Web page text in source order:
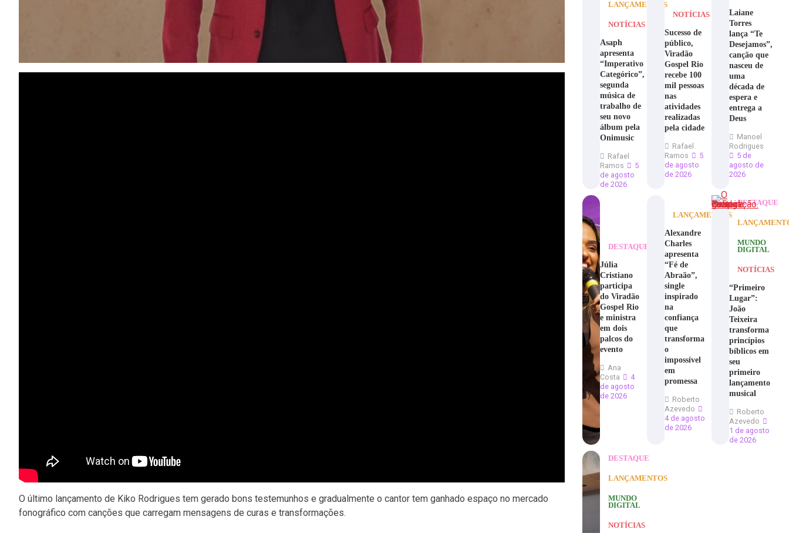
O último lançamento de Kiko Rodrigues tem gerado bons testemunhos e gradualmente o cantor tem ganhado espaço no mercado
fonográfico com canções que carregam mensagens de curas e transformações.
LANÇAMENTOS
NOTÍCIAS
Asaph
apresenta
“Imperativo
Categórico”,
segunda
música de
trabalho de
seu novo
álbum pela
Onimusic
Rafael
Ramos
5
de agosto
de 2026
NOTÍCIAS
Sucesso de
público,
Viradão
Gospel Rio
recebe 100
mil pessoas
nas
atividades
realizadas
pela cidade
Rafael
Ramos
5
de agosto
de 2026
Laiane
Torres
lança “Te
Desejamos”,
canção que
nasceu de
uma
década de
espera e
entrega a
Deus
Manoel
Rodrigues
5 de
agosto de
2026
DESTAQUE
Júlia
Cristiano
participa
do Viradão
Gospel Rio
e ministra
em dois
palcos do
evento
Ana
Costa
4
de agosto
de 2026
LANÇAMENTOS
Alexandre
Charles
apresenta
“Fé de
Abraão”,
single
inspirado
na
confiança
que
transforma
o
impossível
em
promessa
Roberto
Azevedo
4 de agosto
de 2026
DESTAQUE
MUNDO
DIGITAL
NOTÍCIAS
“Primeiro
Lugar”:
João
Teixeira
transforma
princípios
bíblicos em
seu
primeiro
lançamento
musical
Roberto
Azevedo
1 de agosto
de 2026
DESTAQUE
LANÇAMENTOS
MUNDO
DIGITAL
NOTÍCIAS